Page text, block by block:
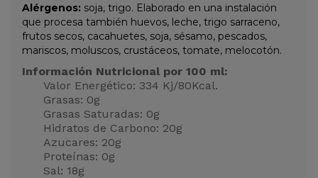
Alérgenos: soja, trigo. Elaborado en una instalación
que procesa también huevos, leche, trigo sarraceno,
frutos secos, cacahuetes, soja, sésamo, pescados,
mariscos, moluscos, crustáceos, tomate, melocotón.
Información Nutricional por 100 ml:
Valor Energético: 334 Kj/80Kcal.
Grasas: 0g
Grasas Saturadas: 0g
Hidratos de Carbono: 20g
Azucares: 20g
Proteínas: 0g
Sal: 18g